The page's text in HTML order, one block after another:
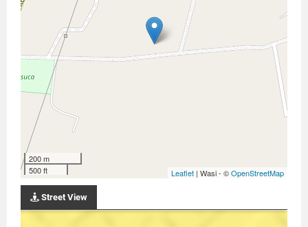
200 m
500 ft
Leaflet | Wasi - ©OpenStreetMap
Street View